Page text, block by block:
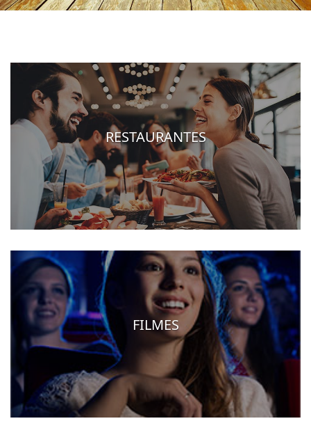
RESTAURANTES
FILMES